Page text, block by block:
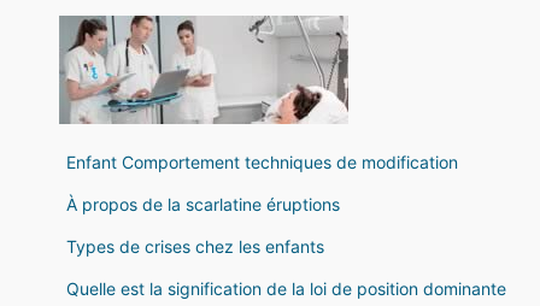
Enfant Comportement techniques de modification
À propos de la scarlatine éruptions
Types de crises chez les enfants
Quelle est la signification de la loi de position dominante